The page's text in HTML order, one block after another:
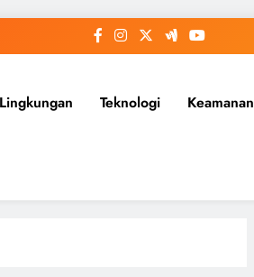
Lingkungan Teknologi Keamanan